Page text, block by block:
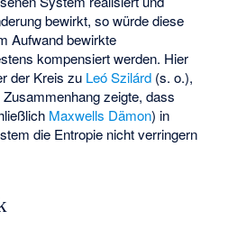
bewirkt, so würde diese
Aufwand bewirkte
kompensiert werden. Hier
der Kreis zu Leó Szilárd (s. o.),
zeigte, dass
Maxwells Dämon) in
die Entropie nicht verringern